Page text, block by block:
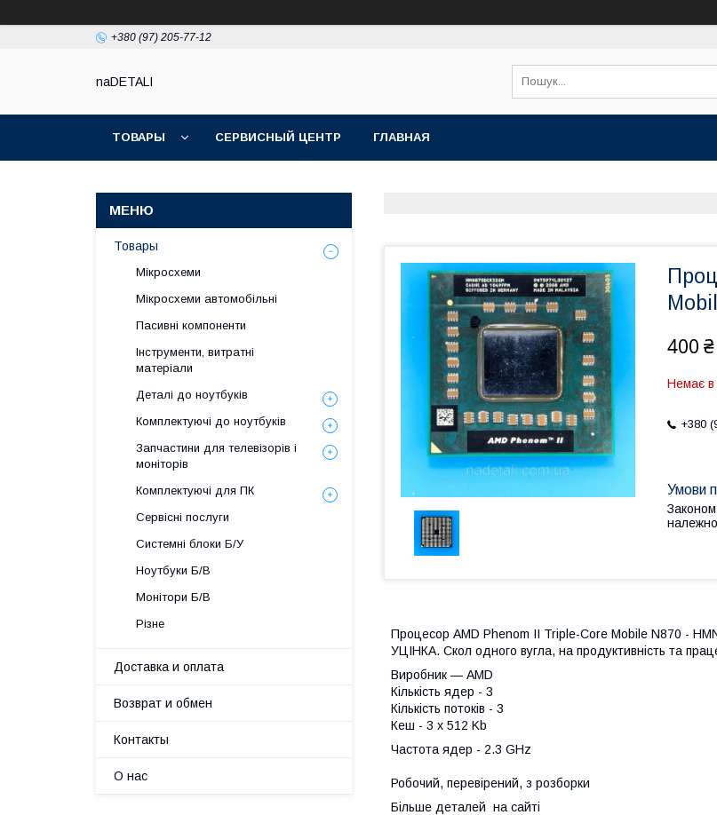
+380 (97) 205-77-12
naDETALI
ТОВАРЫ СЕРВИСНЫЙ ЦЕНТР ГЛАВНАЯ
400 ₴
Немає в
+380
Процесор AMD Phenom II Triple-Core Mobile N870 -
УЦІНКА. Скол одного вугла, на продуктивність та
Виробник — AMD
Кількість ядер - 3
Кількість потоків - 3
Кеш - 3 x 512 Kb
Частота ядер - 2.3 GHz
Робочий, перевірений, з розборки
Більше деталей на сайті
Товары
Мікросхеми
Мікросхеми автомобільні
Пасивні компоненти
Інструменти, витратні
матеріали
Деталі до ноутбуків
Комплектуючі до ноутбуків
Запчастини для телевізорів і
моніторів
Комплектуючі для ПК
Сервісні послуги
Системні блоки Б/У
Ноутбуки Б/В
Монітори Б/В
Різне
Доставка и оплата
Возврат и обмен
Контакты
О нас